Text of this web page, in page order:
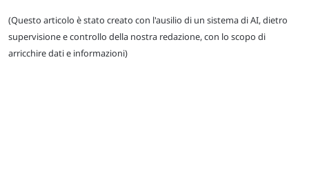
(Questo articolo è stato creato con l'ausilio di un sistema di AI, dietro
supervisione e controllo della nostra redazione, con lo scopo di
arricchire dati e informazioni)